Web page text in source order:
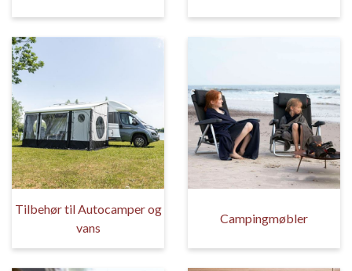
Tilbehør til Autocamper og
vans
Campingmøbler